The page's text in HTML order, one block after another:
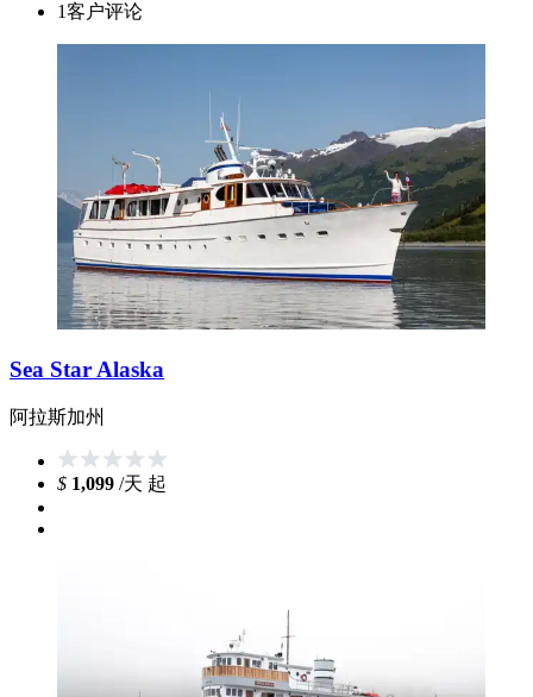
1客户评论
Sea Star Alaska
阿拉斯加州
$ 1,099 /天 起